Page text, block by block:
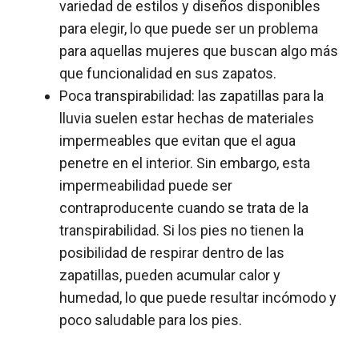
variedad de estilos y diseños disponibles
para elegir, lo que puede ser un problema
para aquellas mujeres que buscan algo más
que funcionalidad en sus zapatos.
Poca transpirabilidad: las zapatillas para la
lluvia suelen estar hechas de materiales
impermeables que evitan que el agua
penetre en el interior. Sin embargo, esta
impermeabilidad puede ser
contraproducente cuando se trata de la
transpirabilidad. Si los pies no tienen la
posibilidad de respirar dentro de las
zapatillas, pueden acumular calor y
humedad, lo que puede resultar incómodo y
poco saludable para los pies.